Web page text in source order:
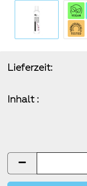
Lieferzeit:
Inhalt :